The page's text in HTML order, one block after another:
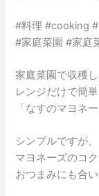
#料理 #cooking
#家庭菜園 #家庭
家庭菜園で収穫
レンジだけで簡
「なすのマヨネ
シンプルですが、
マヨネーズのコ
おつまみにも合い